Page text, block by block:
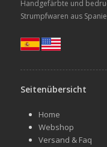
Handgefärbte und
Strumpfwaren aus
Seitenübersicht
Home
Webshop
Versand & Faq